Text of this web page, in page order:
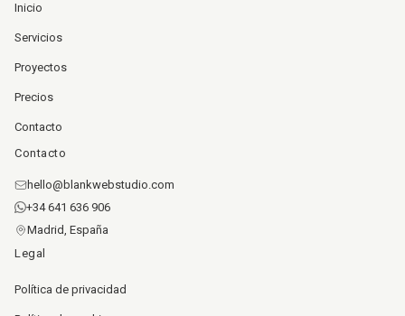
Inicio
Servicios
Proyectos
Precios
Contacto
Contacto
hello@blankwebstudio.com
+34 641 636 906
Madrid, España
Legal
Política de privacidad